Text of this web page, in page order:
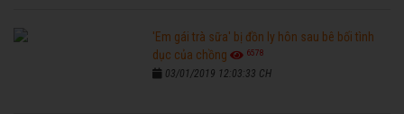
'Em gái trà sữa' bị đồn ly hôn sau bê bối tình
dục của chồng
6578
03/01/2019 12:03:33 CH